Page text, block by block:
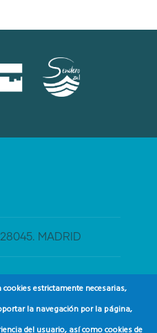
MADRID
estrictamente necesarias,
la navegación por la página,
del usuario, así como cookies de